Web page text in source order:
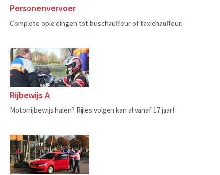
Personenvervoer
Complete opleidingen tot buschauffeur of taxichauffeur.
Rijbewijs A
Motorrijbewijs halen? Rijles volgen kan al vanaf 17 jaar!